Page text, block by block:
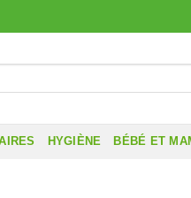
HYGIÈNE BÉBÉ ET